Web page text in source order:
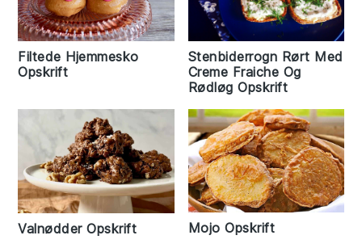
Filtede Hjemmesko
Opskrift
Stenbiderrogn Rørt Med
Creme Fraiche Og
Rødløg Opskrift
Valnødder Opskrift Mojo Opskrift